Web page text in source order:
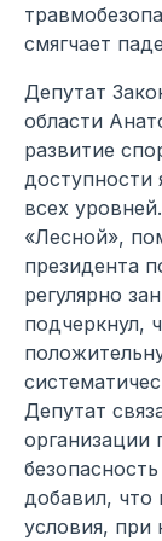
смягчает
Депутат
области
развитие
доступности
всех
«Лесной»,
президента
регулярно
подчеркнул,
Депутат
организации
добавил, что
условия, при